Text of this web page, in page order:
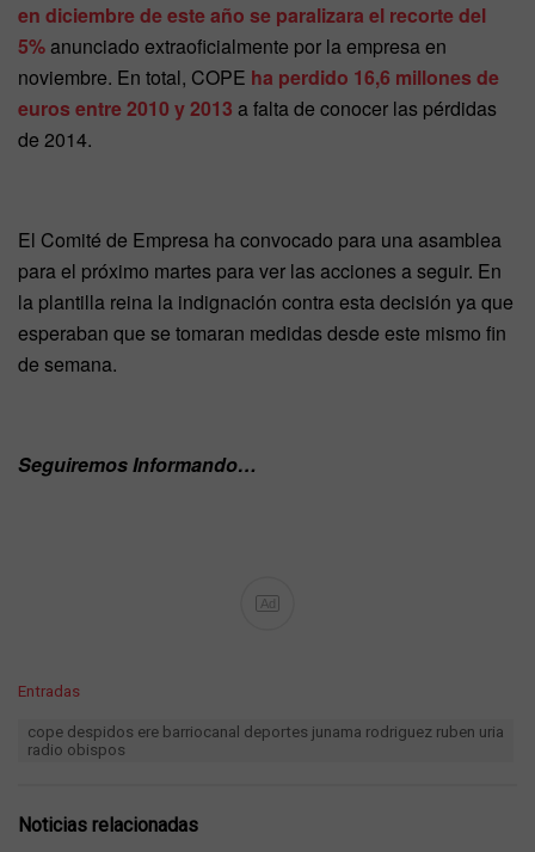
en diciembre de este año se paralizara el recorte del
5%anunciado extraoficialmente por la empresa en
noviembre. En total, COPE ha perdido 16,6 millones de
euros entre 2010 y 2013 a falta de conocer las pérdidas
de 2014.
El Comité de Empresa ha convocado para una asamblea
para el próximo martes para ver las acciones a seguir. En
la plantilla reina la indignación contra esta decisión ya que
esperaban que se tomaran medidas desde este mismo fin
de semana.
Seguiremos Informando…
Ad
C
r
Entradas
:
cope despidos ere barriocanal deportes junama rodriguez ruben uria
radio obispos
Noticias relacionadas